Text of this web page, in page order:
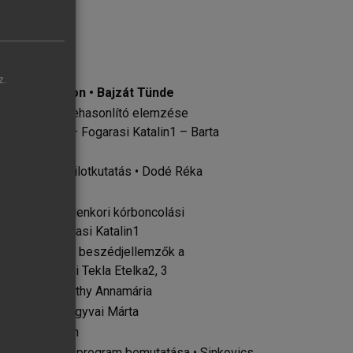
• Bajzát Tünde
összehasonlító elemzése
András2 – Fogarasi Katalin1 – Barta
anyagán – pilotkutatás • Dodé Réka
és jelenkori kórboncolási
– Fogarasi Katalin1
mint egyéni beszédjellemzők a
– Gráczi Tekla Etelka2, 3
• Marthy Annamária
Zagyvai Márta
• Pál Helén